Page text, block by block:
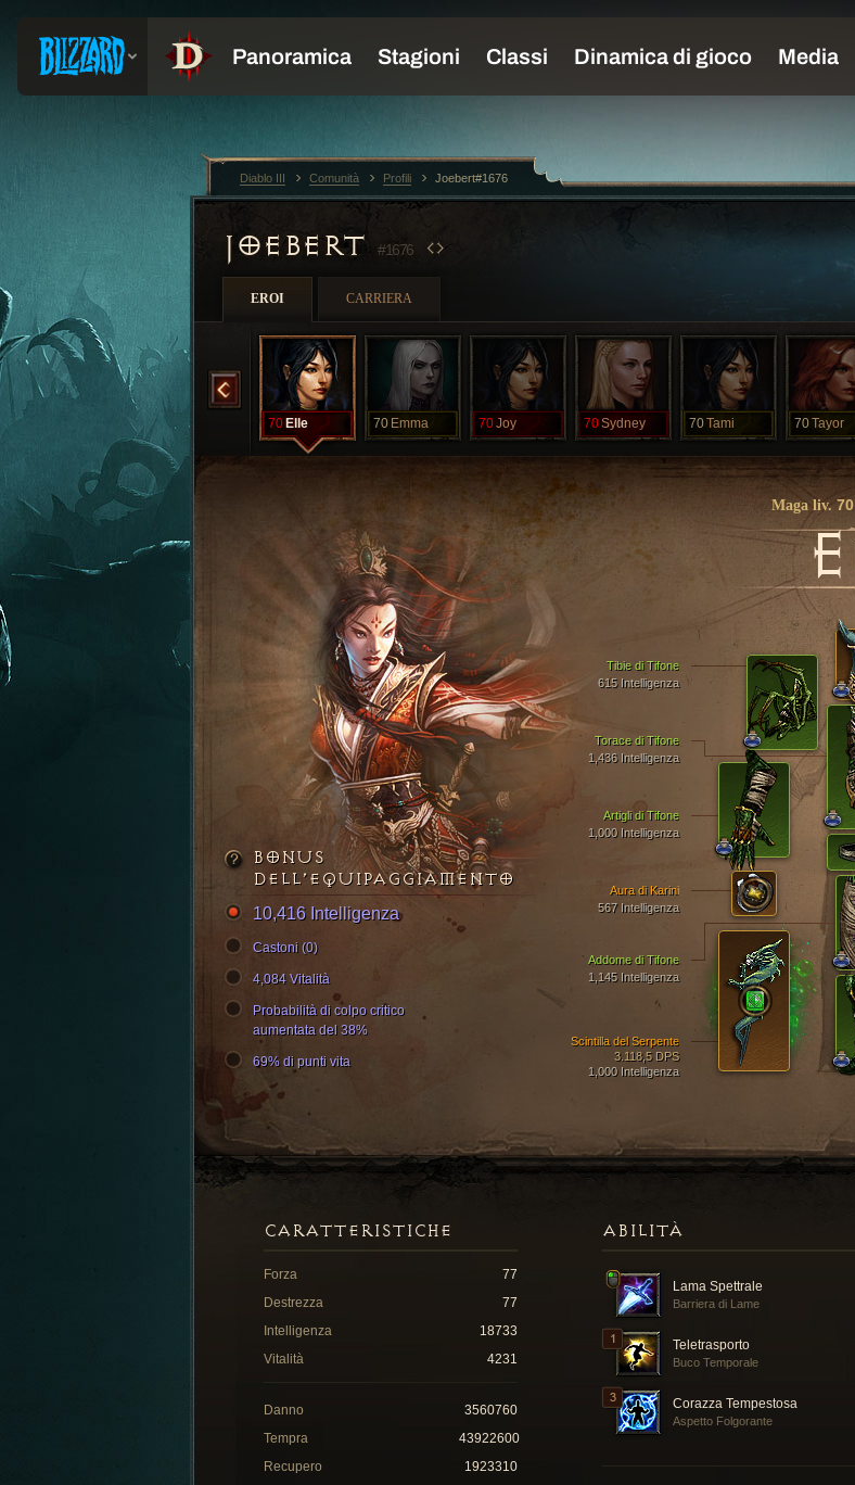
JOEBERT #1676
EROI CARRIERA
70 Chirstina 70 Elle 70 Emma 70Joy 70Sydney 70Tami 70Tayor
Maga liv.70
E
Torace di Tifone
1,436 Intelligenza
Artigli di Tifone
1,000 Intelligenza
Tibie di Tifone
615 Intelligenza
Addome di Tifone
1,145 Intelligenza
Scintilla del Serpente
3.118,5 DPS
1,000 Intelligenza
Aura di Karini
567 Intelligenza
BONUS
DELL’EQUIPAGGIAMENTO
10,416 Intelligenza
Castoni (0)
4,084 Vitalità
Probabilità di colpo critico
aumentata del 38%
69% di punti vita
ABILITÀ
Lama Spettrale
Barriera di Lame
Teletrasporto
Buco Temporale
Corazza Tempestosa
Aspetto Folgorante
CARATTERISTICHE
Forza
77
Destrezza
77
Intelligenza
18733
Vitalità
4231
Danno
3560760
Tempra
43922600
Recupero
1923310
Diablo III Comunità Profili Joebert#1676